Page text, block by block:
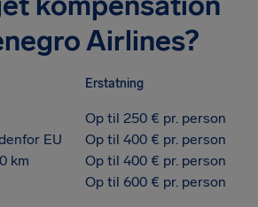
Airlines?
Erstatning
Op til 250 € pr. person
EU
Op til 400 € pr. person
km
Op til 400 € pr. person
Op til 600 € pr. person